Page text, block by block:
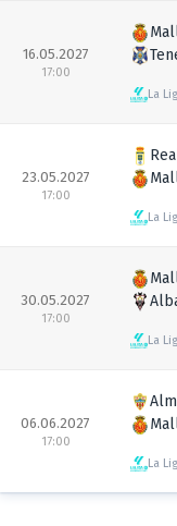
16.05.2027
17:00
La
23.05.2027
17:00
La
30.05.2027
17:00
La
06.06.2027
17:00
La